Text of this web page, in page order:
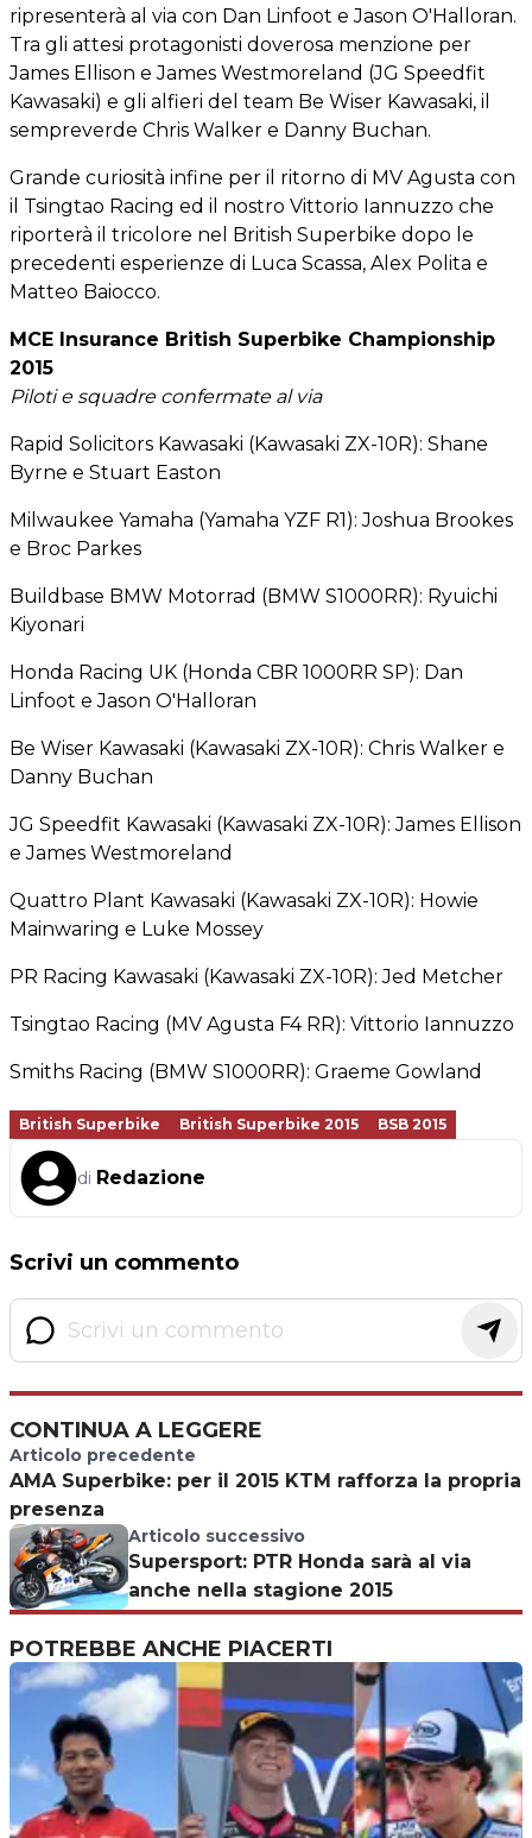
ripresenterà al via con Dan Linfoot e Jason O'Halloran.
Tra gli attesi protagonisti doverosa menzione per
James Ellison e James Westmoreland (JG Speedfit
Kawasaki) e gli alfieri del team Be Wiser Kawasaki, il
sempreverde Chris Walker e Danny Buchan.
Grande curiosità infine per il ritorno di MV Agusta con
il Tsingtao Racing ed il nostro Vittorio Iannuzzo che
riporterà il tricolore nel British Superbike dopo le
precedenti esperienze di Luca Scassa, Alex Polita e
Matteo Baiocco.
MCE Insurance British Superbike Championship
2015
Piloti e squadre confermate al via
Rapid Solicitors Kawasaki (Kawasaki ZX-10R): Shane
Byrne e Stuart Easton
Milwaukee Yamaha (Yamaha YZF R1): Joshua Brookes
e Broc Parkes
Buildbase BMW Motorrad (BMW S1000RR): Ryuichi
Kiyonari
Honda Racing UK (Honda CBR 1000RR SP): Dan
Linfoot e Jason O'Halloran
Be Wiser Kawasaki (Kawasaki ZX-10R): Chris Walker e
Danny Buchan
JG Speedfit Kawasaki (Kawasaki ZX-10R): James Ellison
e James Westmoreland
Quattro Plant Kawasaki (Kawasaki ZX-10R): Howie
Mainwaring e Luke Mossey
PR Racing Kawasaki (Kawasaki ZX-10R): Jed Metcher
Tsingtao Racing (MV Agusta F4 RR): Vittorio Iannuzzo
Smiths Racing (BMW S1000RR): Graeme Gowland
British Superbike British Superbike 2015 BSB 2015
di Redazione
Scrivi un commento
CONTINUA A LEGGERE
Articolo precedente
AMA Superbike: per il 2015 KTM rafforza la propria
presenza
Articolo successivo
Supersport: PTR Honda sarà al via
anche nella stagione 2015
POTREBBE ANCHE PIACERTI